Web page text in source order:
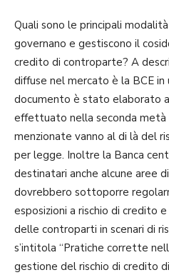
Quali sono le principali
governano e gestiscono il
credito di controparte? A
diffuse nel mercato è la BCE in
documento è stato elaborato
effettuato nella seconda metà
menzionate vanno al di là del
per legge. Inoltre la Banca
destinatari anche alcune aree
dovrebbero sottoporre
esposizioni a rischio di credito
delle controparti in scenari di
s’intitola “Pratiche corrette
gestione del rischio di credito